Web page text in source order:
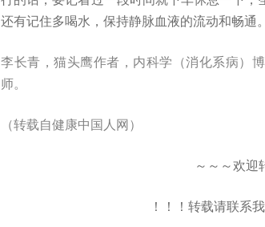
还有记住多喝水，保持静脉血液的流动和畅通。
李长青，猫头鹰作者，内科学（消化系病）
师。
（转载自健康中国人网）
～～～欢迎
！！！转载请联系